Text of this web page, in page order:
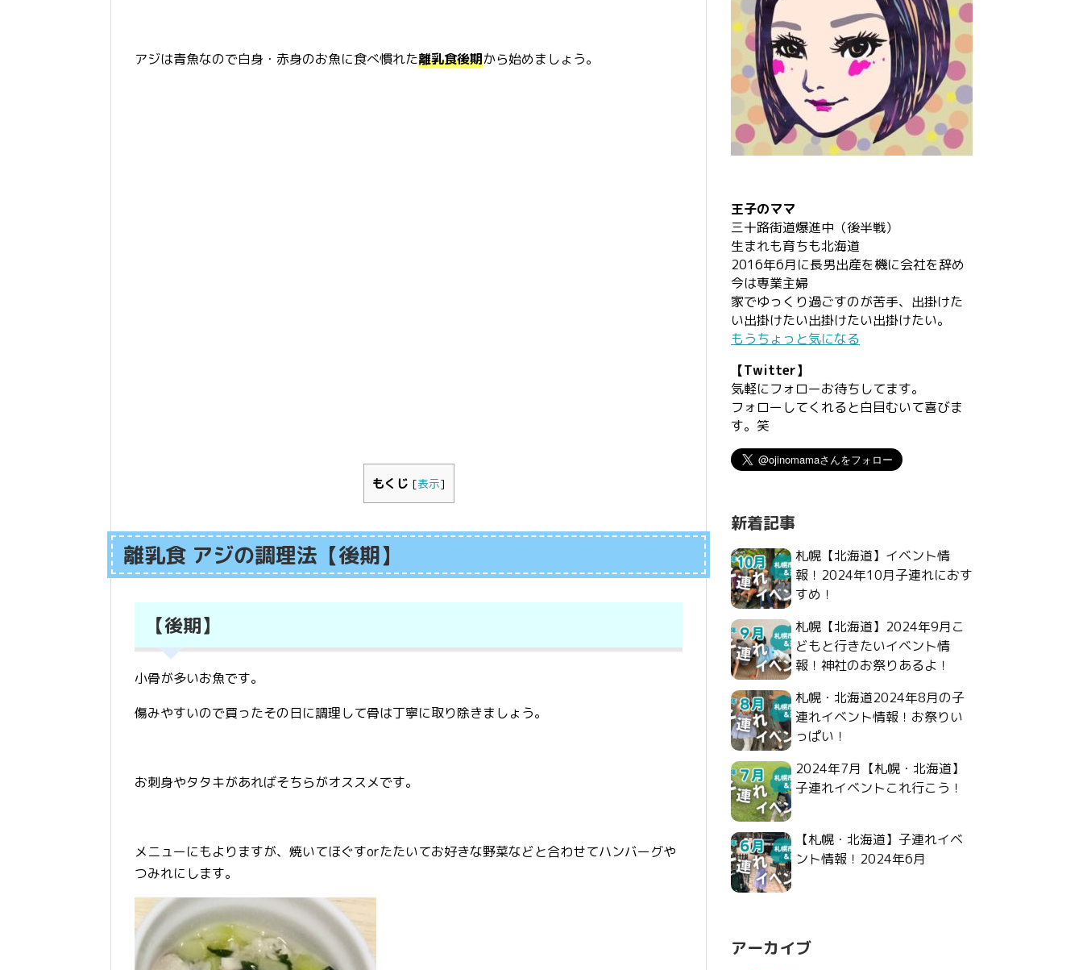
アジは青魚なので白身・赤身のお魚に食べ慣れた離乳食後期から始めましょう。
もくじ [表示]
離乳食 アジの調理法【後期】
【後期】
小骨が多いお魚です。
傷みやすいので買ったその日に調理して骨は丁寧に取り除きましょう。
お刺身やタタキがあればそちらがオススメです。
メニューにもよりますが、焼いてほぐすorたたいてお好きな野菜などと合わせてハンバーグや
つみれにします。
王子のママ
三十路街道爆進中（後半戦）
生まれも育ちも北海道
2016年6月に長男出産を機に会社を辞め
今は専業主婦
家でゆっくり過ごすのが苦手、出掛けた
い出掛けたい出掛けたい出掛けたい。
もうちょっと気になる
【Twitter】
気軽にフォローお待ちしてます。
フォローしてくれると白目むいて喜びま
す。笑
新着記事
札幌【北海道】イベント情
報！2024年10月子連れにおす
すめ！
札幌【北海道】2024年9月こ
どもと行きたいイベント情
報！神社のお祭りあるよ！
札幌・北海道2024年8月の子
連れイベント情報！お祭りい
っぱい！
2024年7月【札幌・北海道】
子連れイベントこれ行こう！
【札幌・北海道】子連れイベ
ント情報！2024年6月
アーカイブ